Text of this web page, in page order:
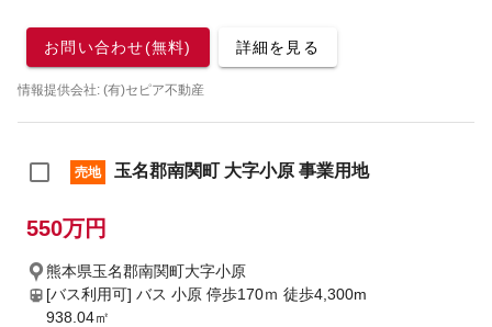
お問い合わせ(無料) 詳細を見る
情報提供会社: (有)セピア不動産
売地 玉名郡南関町 大字小原 事業用地
550万円
熊本県玉名郡南関町大字小原
[バス利用可] バス 小原 停歩170ｍ 徒歩4,300m
938.04㎡